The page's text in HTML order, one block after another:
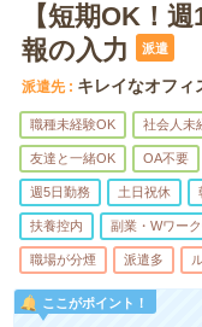
【短期OK！
報の入力
派遣
派遣先 キレイなオフィ
職種未経験OK 社会人未
友達と一緒OK OA不要
週5日勤務 土日祝休
扶養控内 副業・Wワー
職場が分煙 派遣多
ここがポイント！